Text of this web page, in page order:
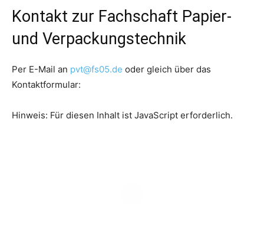
Kontakt zur Fachschaft Papier-
und Verpackungstechnik
Per E-Mail an pvt@fs05.de oder gleich über das
Kontaktformular:
Hinweis: Für diesen Inhalt ist JavaScript erforderlich.